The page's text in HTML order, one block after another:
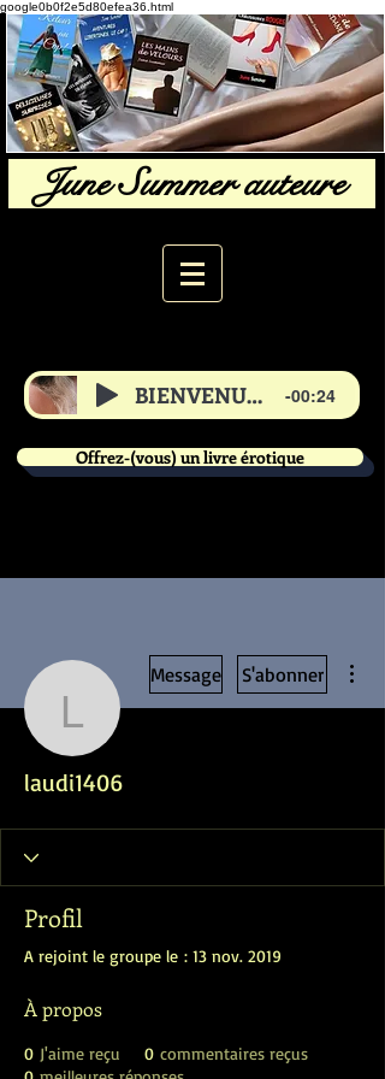
google0b0f2e5d80efea36.html
June Summer auteure
BIENVENUE de June -00:24
Offrez-(vous) un livre érotique
laudi1406
Message S'abonner
laudi1406
Profil
A rejoint le groupe le : 13 nov. 2019
À propos
0 J'aime reçu 0 commentaires reçus